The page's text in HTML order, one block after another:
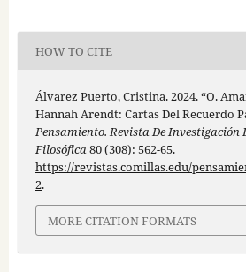
HOW TO CITE
Álvarez Puerto, Cristina. 2024. “O.
Hannah Arendt: Cartas Del Recuerdo
Pensamiento. Revista De
Filosófica80 (308): 562-65.
https://revistas.comillas.edu/
2.
MORE CITATION FORMATS